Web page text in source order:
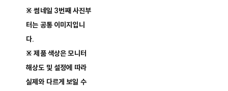
※ 썸네일 3번째 사진부
터는 공통 이미지입니
다.
※ 제품 색상은 모니터
해상도 및 설정에 따라
실제와 다르게 보일 수